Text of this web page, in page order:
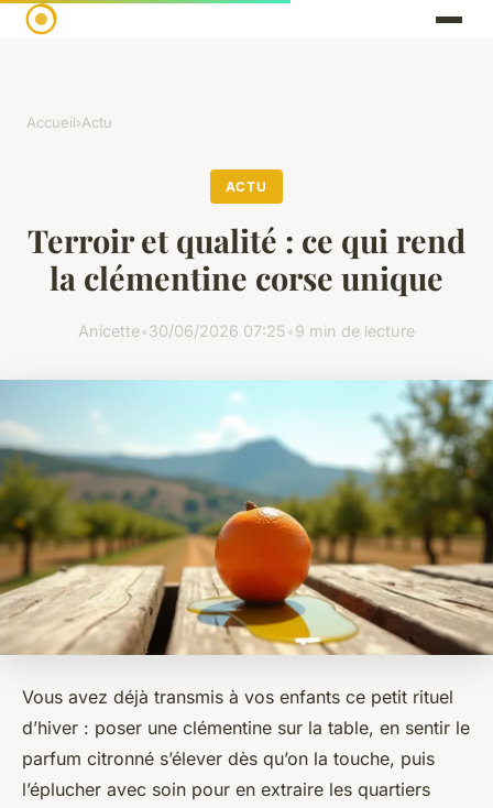
Accueil›Actu
ACTU
Terroir et qualité : ce qui rend
la clémentine corse unique
Anicette•30/06/2026 07:25•9 min de lecture
Vous avez déjà transmis à vos enfants ce petit rituel
d’hiver : poser une clémentine sur la table, en sentir le
parfum citronné s’élever dès qu’on la touche, puis
l’éplucher avec soin pour en extraire les quartiers